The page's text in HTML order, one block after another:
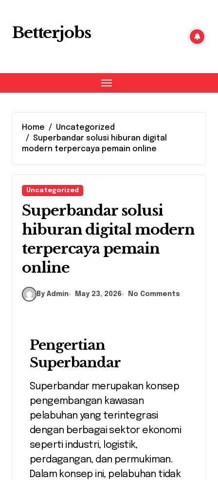
content
Betterjobs
Home
Uncategorized
Superbandar solusi hiburan digital
modern terpercaya pemain online
Uncategorized
Superbandar solusi
hiburan digital modern
terpercaya pemain
online
By Admin May 23, 2026 No Comments
Pengertian
Superbandar
Superbandar merupakan konsep
pengembangan kawasan
pelabuhan yang terintegrasi
dengan berbagai sektor ekonomi
seperti industri, logistik,
perdagangan, dan permukiman.
Dalam konsep ini, pelabuhan tidak